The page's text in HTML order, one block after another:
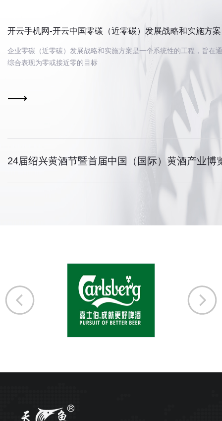
开云手机网-开云中国零碳（近零碳）发展战略和实施方案
企业零碳（近零碳）发展战略和实施方案是一个系统性的工程，旨在
综合表现为零或接近零的目标
24届绍兴黄酒节暨首届中国（国际）黄酒产业博